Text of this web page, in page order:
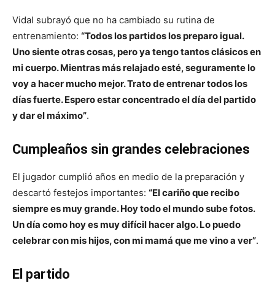
Vidal subrayó que no ha cambiado su rutina de
entrenamiento: “Todos los partidos los preparo igual.
Uno siente otras cosas, pero ya tengo tantos clásicos en
mi cuerpo. Mientras más relajado esté, seguramente lo
voy a hacer mucho mejor. Trato de entrenar todos los
días fuerte. Espero estar concentrado el día del partido
y dar el máximo”.
Cumpleaños sin grandes celebraciones
El jugador cumplió años en medio de la preparación y
descartó festejos importantes: “El cariño que recibo
siempre es muy grande. Hoy todo el mundo sube fotos.
Un día como hoy es muy difícil hacer algo. Lo puedo
celebrar con mis hijos, con mi mamá que me vino a ver”.
El partido